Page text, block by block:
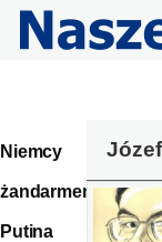
Przejdź do treści
Niemcy
żandarmem
Putina